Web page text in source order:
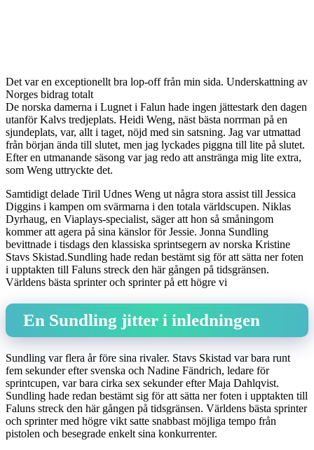
Det var en exceptionellt bra lop-off från min sida. Underskattning av
Norges bidrag totalt
De norska damerna i Lugnet i Falun hade ingen jättestark den dagen
utanför Kalvs tredjeplats. Heidi Weng, näst bästa norrman på en
sjundeplats, var, allt i taget, nöjd med sin satsning. Jag var utmattad
från början ända till slutet, men jag lyckades piggna till lite på slutet.
Efter en utmanande säsong var jag redo att anstränga mig lite extra,
som Weng uttryckte det.
Samtidigt delade Tiril Udnes Weng ut några stora assist till Jessica
Diggins i kampen om svärmarna i den totala världscupen. Niklas
Dyrhaug, en Viaplays-specialist, säger att hon så småningom
kommer att agera på sina känslor för Jessie. Jonna Sundling
bevittnade i tisdags den klassiska sprintsegern av norska Kristine
Stavs Skistad.Sundling hade redan bestämt sig för att sätta ner foten
i upptakten till Faluns streck den här gången på tidsgränsen.
Världens bästa sprinter och sprinter på ett högre vi
En Sundling jitter i inledningen
Sundling var flera år före sina rivaler. Stavs Skistad var bara runt
fem sekunder efter svenska och Nadine Fändrich, ledare för
sprintcupen, var bara cirka sex sekunder efter Maja Dahlqvist.
Sundling hade redan bestämt sig för att sätta ner foten i upptakten till
Faluns streck den här gången på tidsgränsen. Världens bästa sprinter
och sprinter med högre vikt satte snabbast möjliga tempo från
pistolen och besegrade enkelt sina konkurrenter.